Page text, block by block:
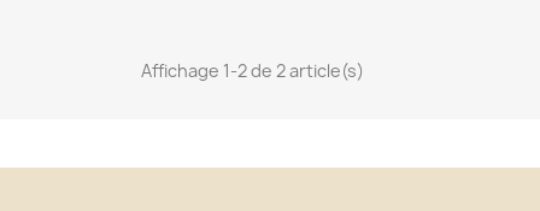
Affichage 1-2 de 2 article(s)